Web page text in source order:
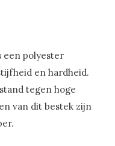
een polyester
en hardheid.
tegen hoge
van dit bestek zijn